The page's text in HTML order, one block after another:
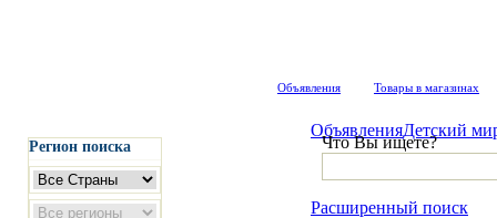
Объявления Товары в магазинах
Регион поиска
ОбъявленияДетский
Что Вы ищете?
Расширенный поиск